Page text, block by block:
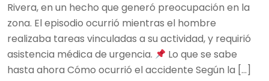
Rivera, en un hecho que generó preocupación en la
zona. El episodio ocurrió mientras el hombre
realizaba tareas vinculadas a su actividad, y requirió
asistencia médica de urgencia.
Lo que se sabe
hasta ahora Cómo ocurrió el accidente Según la […]